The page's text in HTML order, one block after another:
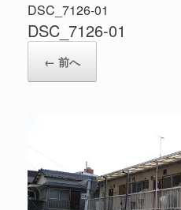
DSC_7126-01
DSC_7126-01
← 前へ